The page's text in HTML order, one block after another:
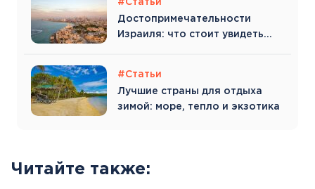
#Статьи
Достопримечательности
Израиля: что стоит увидеть
#Статьи
Лучшие страны для отдыха
зимой: море, тепло и экзотика
Читайте также: